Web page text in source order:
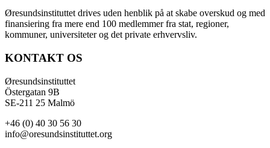
Øresundsinstituttet drives uden henblik på at skabe overskud og med
finansiering fra mere end 100 medlemmer fra stat, regioner,
kommuner, universiteter og det private erhvervsliv.
KONTAKT OS
Øresundsinstituttet
Östergatan 9B
SE-211 25 Malmö
+46 (0) 40 30 56 30
info@oresundsinstituttet.org